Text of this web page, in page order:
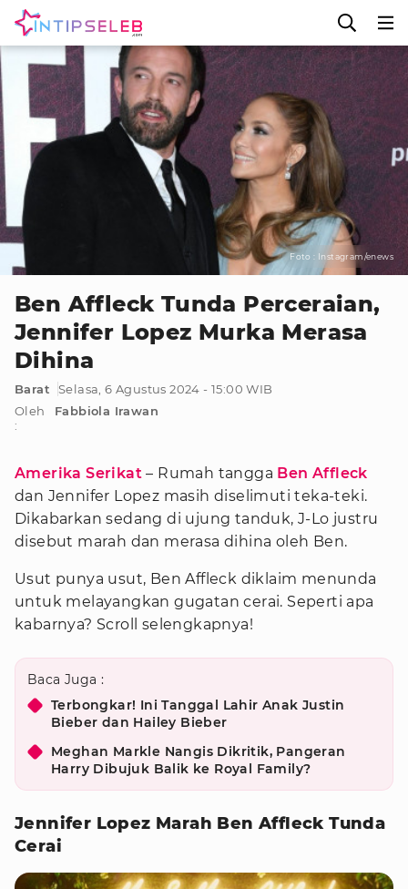
Foto : Instagram/enews
Ben Affleck Tunda Perceraian,
Jennifer Lopez Murka Merasa
Dihina
Barat
Selasa, 6 Agustus 2024 - 15:00 WIB
Oleh
:
Fabbiola Irawan
Amerika Serikat – Rumah tangga Ben Affleck
dan Jennifer Lopez masih diselimuti teka-teki.
Dikabarkan sedang di ujung tanduk, J-Lo justru
disebut marah dan merasa dihina oleh Ben.
Usut punya usut, Ben Affleck diklaim menunda
untuk melayangkan gugatan cerai. Seperti apa
kabarnya? Scroll selengkapnya!
Baca Juga :
Terbongkar! Ini Tanggal Lahir Anak Justin
Bieber dan Hailey Bieber
Meghan Markle Nangis Dikritik, Pangeran
Harry Dibujuk Balik ke Royal Family?
Jennifer Lopez Marah Ben Affleck Tunda
Cerai